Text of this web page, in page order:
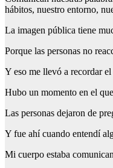
hábitos, nuestro entorno,
La imagen pública tiene
Porque las personas no
Y eso me llevó a recordar
Hubo un momento en el
Las personas dejaron de
Y fue ahí cuando entendí
Mi cuerpo estaba